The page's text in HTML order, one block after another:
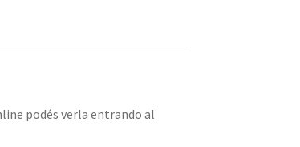
podés verla entrando al